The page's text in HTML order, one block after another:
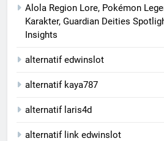
Alola Region Lore, Pokémon
Karakter, Guardian Deities
Insights
alternatif edwinslot
alternatif kaya787
alternatif laris4d
alternatif link edwinslot